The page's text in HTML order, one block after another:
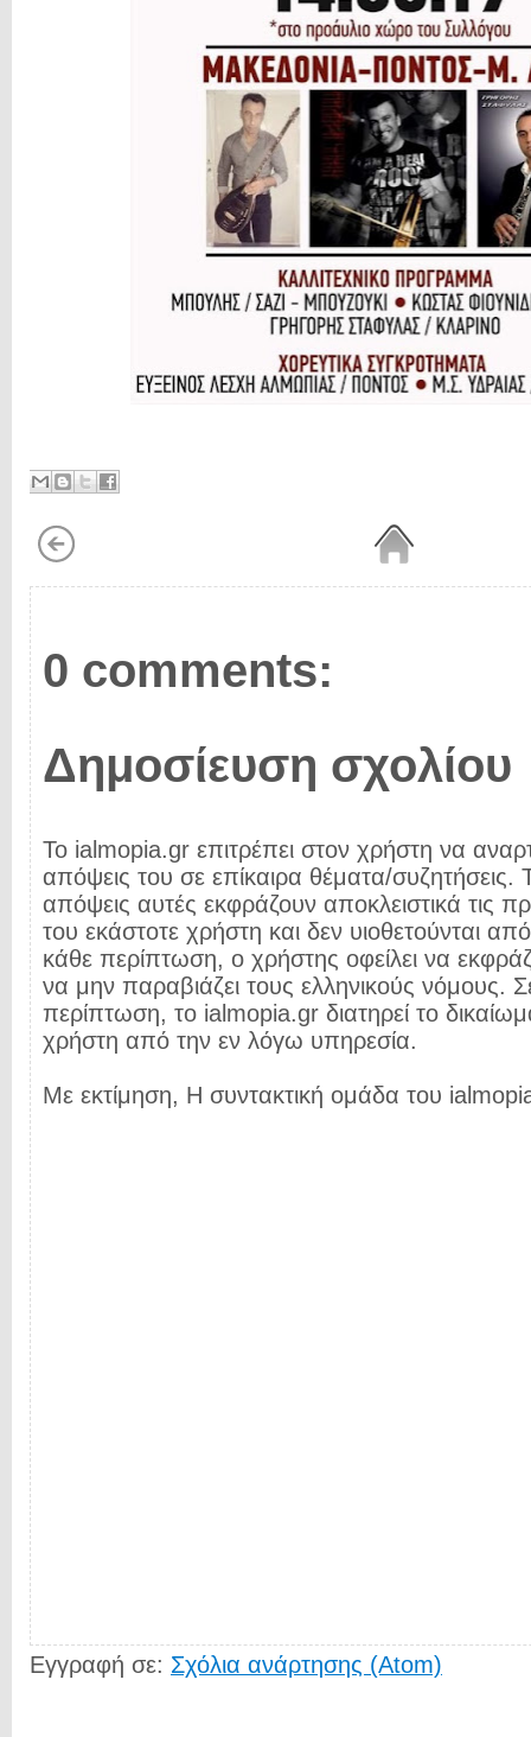
0 comments:
Δημοσίευση σχολίου
Το ialmopia.gr επιτρέπει στον χρήστη να
απόψεις του σε επίκαιρα θέματα/συζητήσεις.
απόψεις αυτές εκφράζουν αποκλειστικά τις
του εκάστοτε χρήστη και δεν υιοθετούνται
κάθε περίπτωση, ο χρήστης οφείλει να
να μην παραβιάζει τους ελληνικούς νόμους.
περίπτωση, το ialmopia.gr διατηρεί το
χρήστη από την εν λόγω υπηρεσία.
Με εκτίμηση, Η συντακτική ομάδα του
Εγγραφή σε: Σχόλια ανάρτησης (Atom)